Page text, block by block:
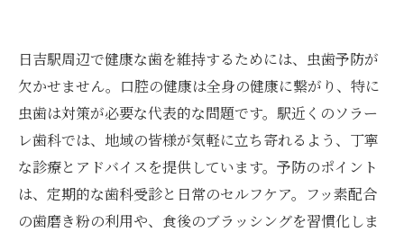
日吉駅周辺で健康な歯を維持するためには、虫歯予防が
欠かせません。口腔の健康は全身の健康に繋がり、特に
虫歯は対策が必要な代表的な問題です。駅近くのソラー
レ歯科では、地域の皆様が気軽に立ち寄れるよう、丁寧
な診療とアドバイスを提供しています。予防のポイント
は、定期的な歯科受診と日常のセルフケア。フッ素配合
の歯磨き粉の利用や、食後のブラッシングを習慣化しま